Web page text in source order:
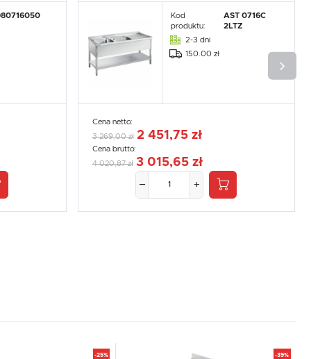
Kod
produktu:
AST 0716C
2LTZ
2-3 dni
150.00 zł
Cena netto:
3 269,00 zł 2 451,75 zł
Cena brutto:
4 020,87 zł 3 015,65 zł
-25% -39%